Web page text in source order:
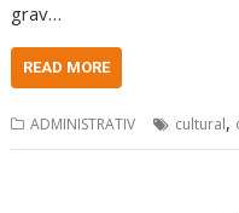
grav…
READ MORE
ADMINISTRATIV cultural,